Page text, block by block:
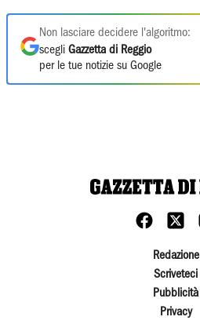
Non lasciare decidere l'algoritmo:
scegli Gazzetta di Reggio
per le tue notizie su Google
Redazione
Scriveteci
Pubblicità
Privacy